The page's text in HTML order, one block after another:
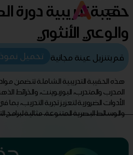
حقيبة تدريبية دورة
والوعي الأنثوي
قم بتنزيل عينة مجانية تحميل
هذه الحقيبة التدريبية الشاملة تتضمن
المدرب والمتدرب، البوربوينت، والخرائط
الأدوات الضرورية لتعزيز تجربة التدريب،
والوسائط البصرية المتنوعة. مثالية لبرامج